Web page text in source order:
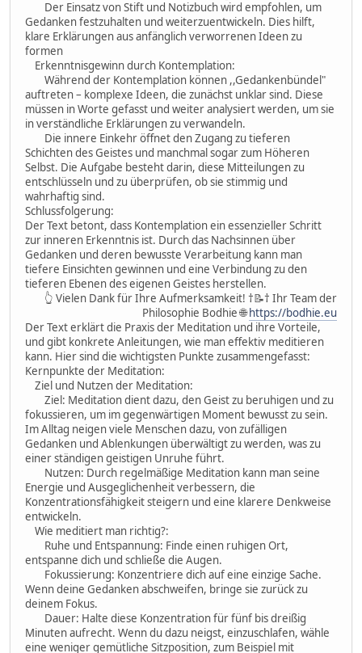
Der Einsatz von Stift und Notizbuch wird empfohlen, um
Gedanken festzuhalten und weiterzuentwickeln. Dies hilft,
klare Erklärungen aus anfänglich verworrenen Ideen zu
formen
Erkenntnisgewinn durch Kontemplation:
Während der Kontemplation können ,,Gedankenbündel"
auftreten – komplexe Ideen, die zunächst unklar sind. Diese
müssen in Worte gefasst und weiter analysiert werden, um sie
in verständliche Erklärungen zu verwandeln.
Die innere Einkehr öffnet den Zugang zu tieferen
Schichten des Geistes und manchmal sogar zum Höheren
Selbst. Die Aufgabe besteht darin, diese Mitteilungen zu
entschlüsseln und zu überprüfen, ob sie stimmig und
wahrhaftig sind.
Schlussfolgerung:
Der Text betont, dass Kontemplation ein essenzieller Schritt
zur inneren Erkenntnis ist. Durch das Nachsinnen über
Gedanken und deren bewusste Verarbeitung kann man
tiefere Einsichten gewinnen und eine Verbindung zu den
tieferen Ebenen des eigenen Geistes herstellen.
👆 Vielen Dank für Ihre Aufmerksamkeit! †📝† Ihr Team der
Philosophie Bodhie 🌐https://bodhie.eu
Der Text erklärt die Praxis der Meditation und ihre Vorteile,
und gibt konkrete Anleitungen, wie man effektiv meditieren
kann. Hier sind die wichtigsten Punkte zusammengefasst:
Kernpunkte der Meditation:
Ziel und Nutzen der Meditation:
Ziel: Meditation dient dazu, den Geist zu beruhigen und zu
fokussieren, um im gegenwärtigen Moment bewusst zu sein.
Im Alltag neigen viele Menschen dazu, von zufälligen
Gedanken und Ablenkungen überwältigt zu werden, was zu
einer ständigen geistigen Unruhe führt.
Nutzen: Durch regelmäßige Meditation kann man seine
Energie und Ausgeglichenheit verbessern, die
Konzentrationsfähigkeit steigern und eine klarere Denkweise
entwickeln.
Wie meditiert man richtig?:
Ruhe und Entspannung: Finde einen ruhigen Ort,
entspanne dich und schließe die Augen.
Fokussierung: Konzentriere dich auf eine einzige Sache.
Wenn deine Gedanken abschweifen, bringe sie zurück zu
deinem Fokus.
Dauer: Halte diese Konzentration für fünf bis dreißig
Minuten aufrecht. Wenn du dazu neigst, einzuschlafen, wähle
eine weniger gemütliche Sitzposition, zum Beispiel mit